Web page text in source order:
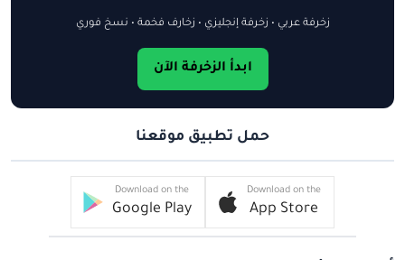
زخرفة عربي • زخرفة إنجليزي • زخارف فخمة • نسخ فوري
ابدأ الزخرفة الآن
حمل تطبيق موقعنا
Download on the
App Store
Download on the
Google Play